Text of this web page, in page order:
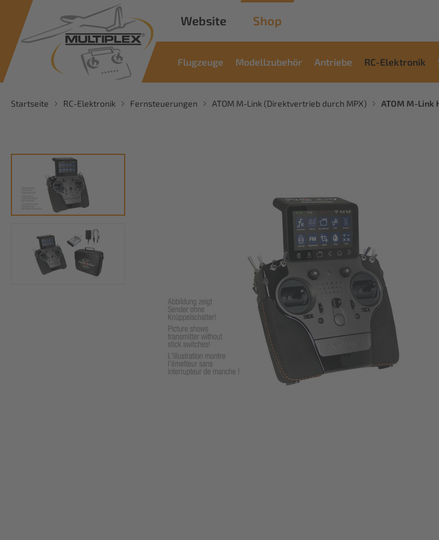
Website Shop
Flugzeuge Modellzubehör Antriebe RC-Elektronik
Startseite RC-Elektronik Fernsteuerungen ATOM M-Link (Direktvertrieb durch MPX) ATOM M-Link